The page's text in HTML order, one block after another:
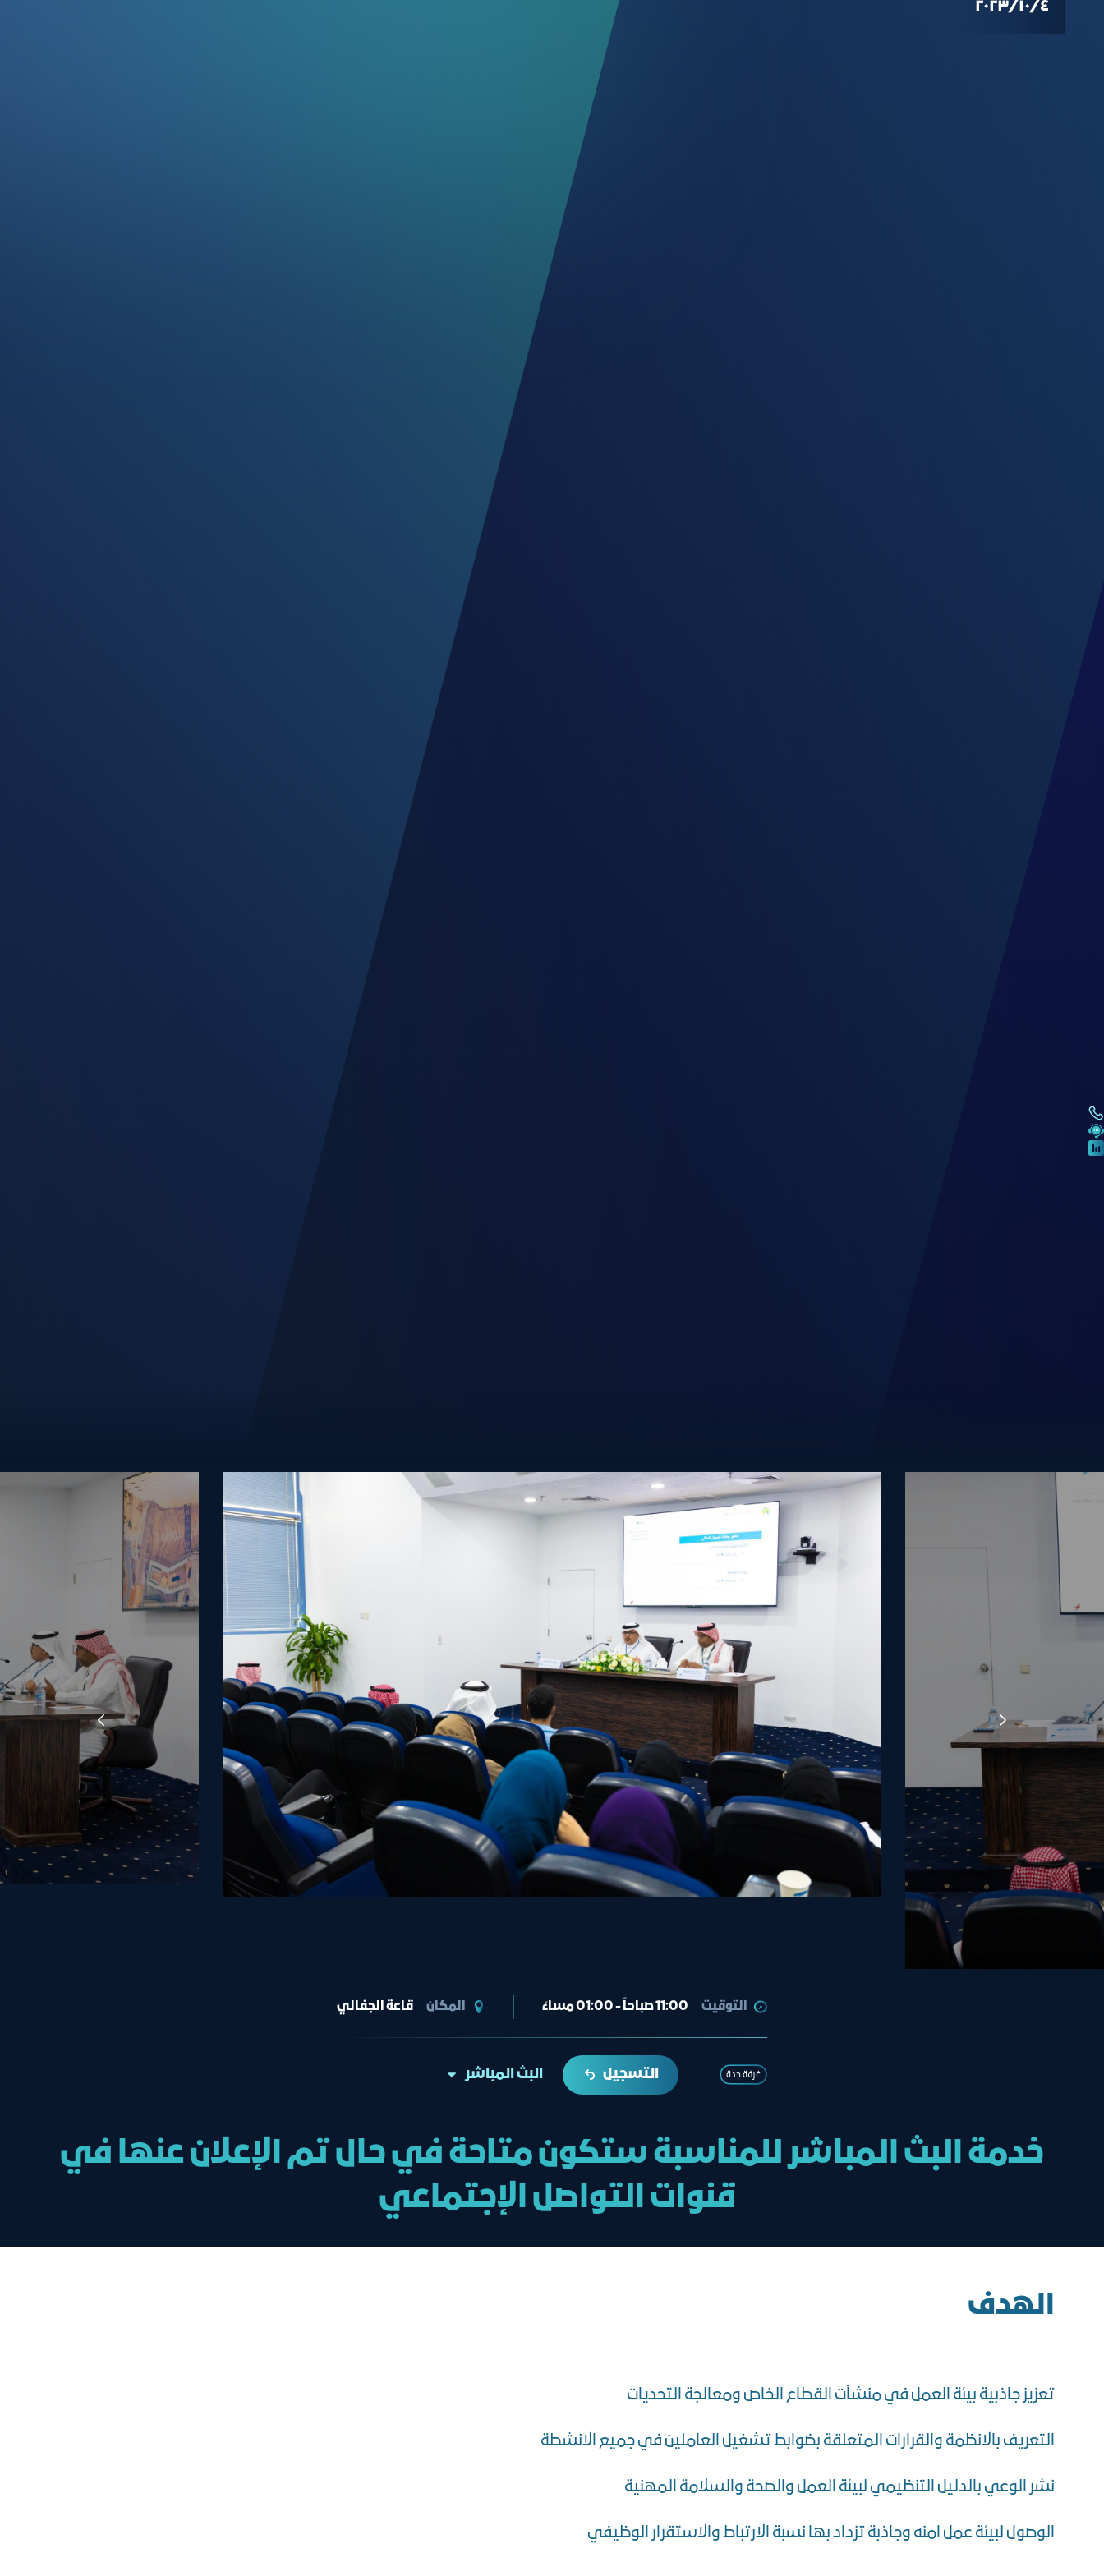
٤‏/١٠‏/٢٠٢٣
التوقيت 11:00 صباحاً - 01:00 مساءً المكان قاعة الجفالي
غرفة جدة التسجيل البث المباشر
خدمة البث المباشر للمناسبة ستكون متاحة في حال تم الإعلان عنها في
قنوات التواصل الإجتماعي
الهدف
تعزيز جاذبية بيئة العمل في منشآت القطاع الخاص ومعالجة التحديات
التعريف بالانظمة والقرارات المتعلقة بضوابط تشغيل العاملين في جميع الانشطة
نشر الوعي بالدليل التنظيمي لبيئة العمل والصحة والسلامة المهنية
الوصول لبيئة عمل امنه وجاذبة تزداد بها نسبة الارتباط والاستقرار الوظيفي